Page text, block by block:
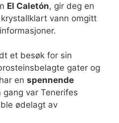
El Caletón, gir deg en
vann omgitt
et besøk for sin
gater og
en spennende
gang var Tenerifes
ødelagt av